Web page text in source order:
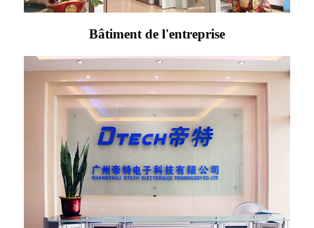
Bâtiment de l'entreprise